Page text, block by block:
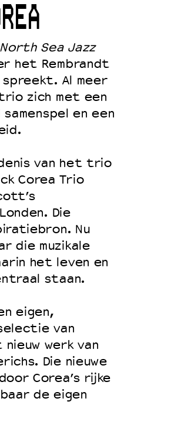
Sea Jazz
het Rembrandt
spreekt. Al meer
zich met een
en een
van het trio
Corea Trio
Die
Nu
die muzikale
het leven en
staan.
eigen,
van
werk van
Die nieuwe
Corea’s rijke
de eigen